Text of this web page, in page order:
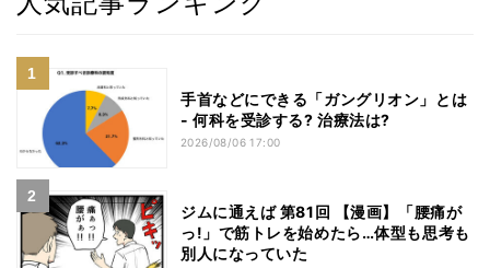
手首などにできる「ガングリオン」とは
- 何科を受診する? 治療法は?
2026/08/06 17:00
ジムに通えば 第81回 【漫画】「腰痛が
っ!」で筋トレを始めたら…体型も思考も
別人になっていた